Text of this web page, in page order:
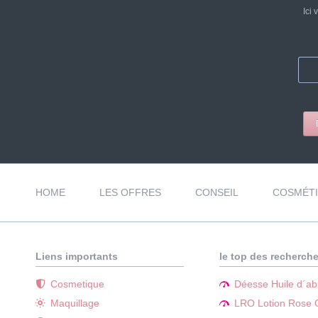
Ici
HOME LES OFFRES CONSEIL
Liens importants
Cosmetique
Maquillage
le top des
Déesse Huile
LRO Lotion Rose